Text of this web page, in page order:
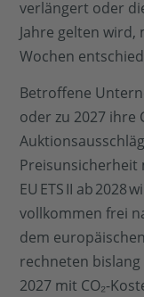
verlängert oder
Jahre gelten
Wochen
Betroffene
oder zu 2027 ihre
Preisunsicherheit
EU ETS II ab 2028
vollkommen frei
dem
rechneten
2027 mit CO₂-